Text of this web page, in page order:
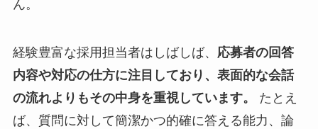
ん。
経験豊富な採用担当者はしばしば、 応募者の回答
内容や対応の仕方に注目しており、表面的な会話
の流れよりもその中身を重視しています。
たとえ
ば、質問に対して簡潔かつ的確に答える能力、論